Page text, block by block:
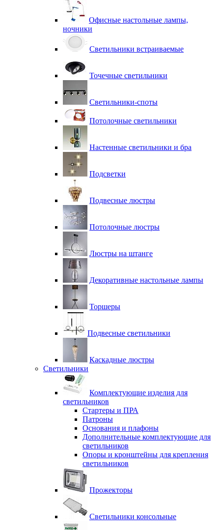
Офисные настольные лампы,
ночники
Светильники встраиваемые
Точечные светильники
Светильники-споты
Потолочные светильники
Настенные светильники и бра
Подсветки
Подвесные люстры
Потолочные люстры
Люстры на штанге
Декоративные настольные лампы
Торшеры
Подвесные светильники
Каскадные люстры
Светильники
Комплектующие изделия для
светильников
Стартеры и ПРА
Патроны
Основания и плафоны
Дополнительные комплектующие для
светильников
Опоры и кронштейны для крепления
светильников
Прожекторы
Светильники консольные